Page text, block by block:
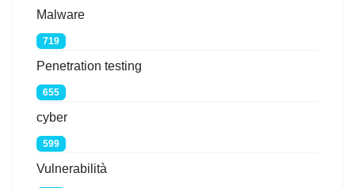
Malware
719
Penetration testing
655
cyber
599
Vulnerabilità